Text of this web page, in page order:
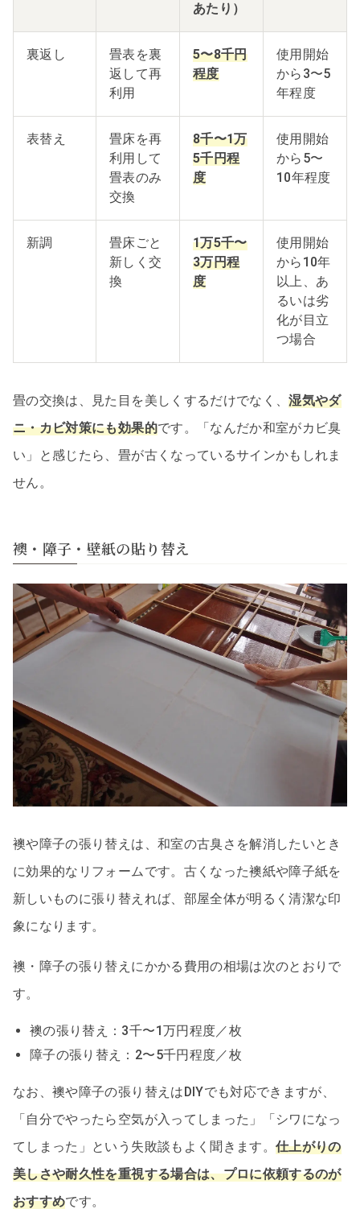
あたり）
裏返し
畳表を裏
返して再
利用
5〜8千円
程度
使用開始
から3〜5
年程度
表替え
畳床を再
利用して
畳表のみ
交換
8千〜1万
5千円程
度
使用開始
から5〜
10年程度
新調
畳床ごと
新しく交
換
1万5千〜
3万円程
度
使用開始
から10年
以上、あ
るいは劣
化が目立
つ場合
畳の交換は、見た目を美しくするだけでなく、湿気やダ
ニ・カビ対策にも効果的です。「なんだか和室がカビ臭
い」と感じたら、畳が古くなっているサインかもしれま
せん。
襖・障子・壁紙の貼り替え
襖や障子の張り替えは、和室の古臭さを解消したいとき
に効果的なリフォームです。古くなった襖紙や障子紙を
新しいものに張り替えれば、部屋全体が明るく清潔な印
象になります。
襖・障子の張り替えにかかる費用の相場は次のとおりで
す。
襖の張り替え：3千〜1万円程度／枚
障子の張り替え：2〜5千円程度／枚
なお、襖や障子の張り替えはDIYでも対応できますが、
「自分でやったら空気が入ってしまった」「シワになっ
てしまった」という失敗談もよく聞きます。 仕上がりの
美しさや耐久性を重視する場合は、プロに依頼するのが
おすすめです。